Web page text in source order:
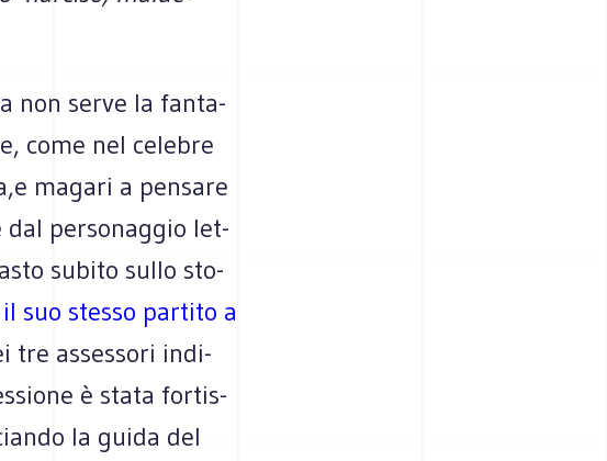
non serve la fan­ta­
come nel cele­bre
magari a pen­sare
dal per­so­nag­gio let­
subito sullo sto­
suo stesso par­tito a
tre asses­sori indi­
è stata for­tis­
la guida del